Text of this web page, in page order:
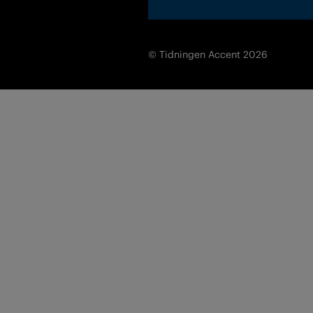
© Tidningen Accent 2026